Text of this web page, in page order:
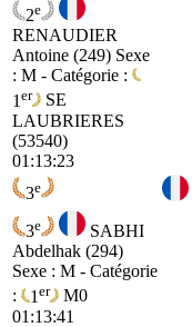
2e
RENAUDIER
Antoine (249) Sexe
: M - Catégorie :
1 er
SE
LAUBRIERES
(53540)
01:13:23
3e
3e
SABHI
Abdelhak (294)
Sexe : M - Catégorie
:
1 er
M0
01:13:41